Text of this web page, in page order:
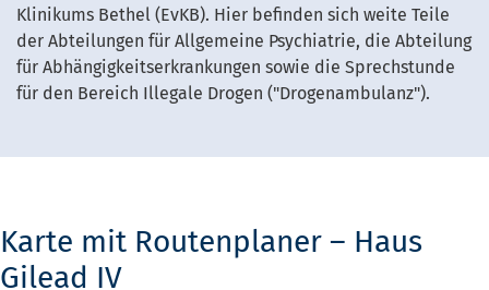
Klinikums Bethel (EvKB). Hier befinden sich weite Teile
der Abteilungen für Allgemeine Psychiatrie, die Abteilung
für Abhängigkeitserkrankungen sowie die Sprechstunde
für den Bereich Illegale Drogen ("Drogenambulanz").
Karte mit Routenplaner – Haus
Gilead IV